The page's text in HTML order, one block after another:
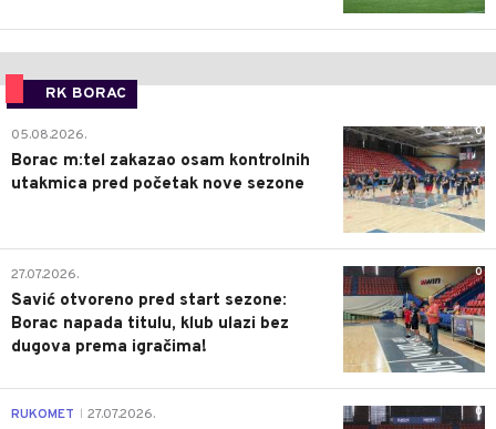
RK BORAC
0
05.08.2026.
Borac m:tel zakazao osam kontrolnih
utakmica pred početak nove sezone
0
27.07.2026.
Savić otvoreno pred start sezone:
Borac napada titulu, klub ulazi bez
dugova prema igračima!
0
RUKOMET 27.07.2026.